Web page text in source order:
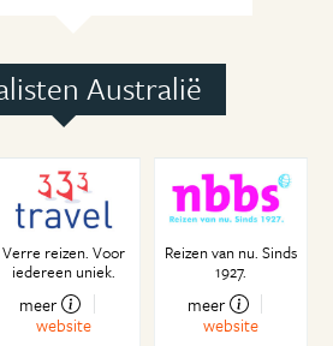
zandeiland ter wereld
Australië
Verre reizen. Voor
iedereen uniek.
meer
website
Reizen van nu. Sinds
1927.
meer
website